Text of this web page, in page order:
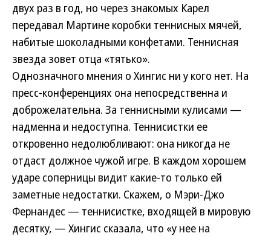
двух раз в год, но через знакомых Карел
передавал Мартине коробки теннисных мячей,
набитые шоколадными конфетами. Теннисная
звезда зовет отца «тятько».
Однозначного мнения о Хингис ни у кого нет. На
пресс-конференциях она непосредственна и
доброжелательна. За теннисными кулисами —
надменна и недоступна. Теннисистки ее
откровенно недолюбливают: она никогда не
отдаст должное чужой игре. В каждом хорошем
ударе соперницы видит какие-то только ей
заметные недостатки. Скажем, о Мэри-Джо
Фернандес — теннисистке, входящей в мировую
десятку, — Хингис сказала, что «у нее на